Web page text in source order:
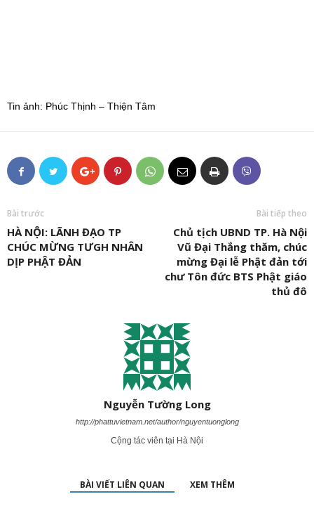
Tin ảnh: Phúc Thịnh – Thiện Tâm
Bài trước
HÀ NỘI: LÃNH ĐẠO TP
CHÚC MỪNG TƯGH NHÂN
DỊP PHẬT ĐẢN
Bài tiếp theo
Chủ tịch UBND TP. Hà Nội
Vũ Đại Thắng thăm, chúc
mừng Đại lễ Phật đản tới
chư Tôn đức BTS Phật giáo
thủ đô
Nguyễn Tường Long
http://phattuvietnam.net/author/nguyentuonglong
Cộng tác viên tại Hà Nội
BÀI VIẾT LIÊN QUAN XEM THÊM